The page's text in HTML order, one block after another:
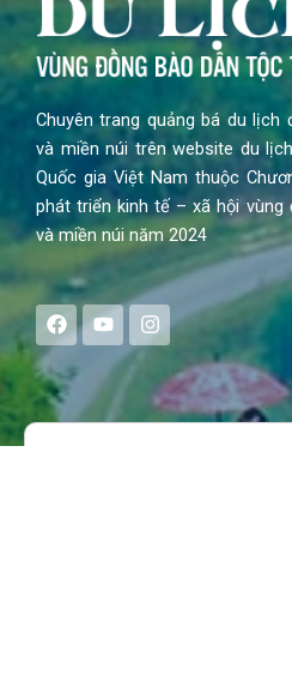
Chuyên trang quảng bá du
và miền núi trên website du
Quốc gia Việt Nam thuộc
phát triển kinh tế – xã hội
và miền núi năm 2024
F
a
c
e
b
o
Y
o
u
t
u
b
I
n
s
a
g
Search